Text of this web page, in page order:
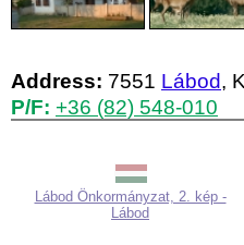
Address: 7551 Lábod,
P/F: +36 (82) 548-010
Lábod Önkormányzat, 2. kép -
Lábod